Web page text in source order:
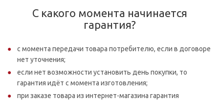
С какого момента начинается
гарантия?
с момента передачи товара потребителю, если в договоре
нет уточнения;
если нет возможности установить день покупки, то
гарантия идёт с момента изготовления;
при заказе товара из интернет-магазина гарантия